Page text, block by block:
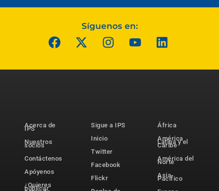
Síguenos en:
Acerca de
IPS
Nuestros
socios
Contáctenos
Apóyenos
¿Quieres
publicar
Sigue a IPS
Inicio
Twitter
Facebook
Flickr
África
América
Latina y el
Caribe
América del
Norte
Asia-
Pacífico